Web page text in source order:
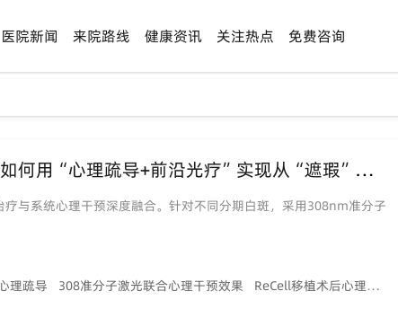
医院新闻 来院路线 健康资讯 关注热点 免费咨询
【告别“白斑焦虑”】在泉州中科，我们如何用“心理疏导+前沿光疗”实现从“遮瑕”到“复色”的身心蜕变？
与系统心理干预深度融合。针对不同分期白斑，采用308nm准分子
理疏导 308准分子激光联合心理干预效果 ReCell移植术后心理康复支持